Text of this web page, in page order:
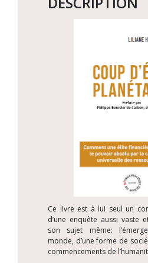
Ce livre est à lui seul un
d’une enquête aussi vaste
son sujet même:
monde, d’une forme de
commencements de